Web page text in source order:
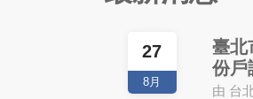
27
8月
臺北
份戶
由 台